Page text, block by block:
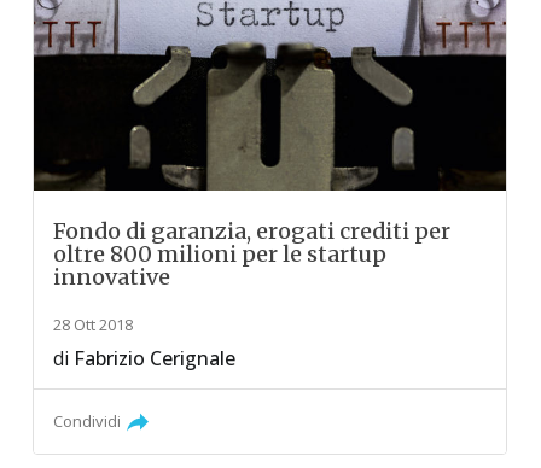
Fondo di garanzia, erogati crediti per
oltre 800 milioni per le startup
innovative
28 Ott 2018
di Fabrizio Cerignale
Condividi